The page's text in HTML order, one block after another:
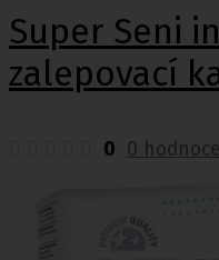
Super Seni
zalepovací
0 0